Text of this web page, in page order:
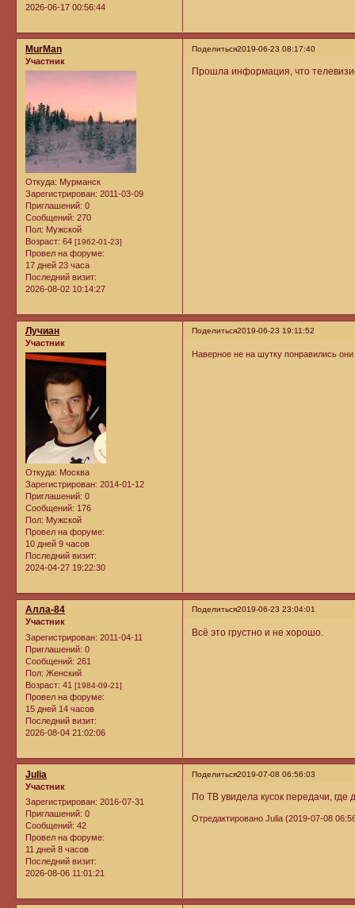
2026-06-17 00:56:44
Поделиться2019-06-23 08:17:40
MurMan
Участник
Откуда: Мурманск
Зарегистрирован: 2011-03-09
Приглашений: 0
Сообщений: 270
Пол: Мужской
Возраст: 64 [1962-01-23]
Провел на форуме:
17 дней 23 часа
Последний визит:
2026-08-02 10:14:27
Прошла информация, что
Поделиться2019-06-23 19:11:52
Лучиан
Участник
Откуда: Москва
Зарегистрирован: 2014-01-12
Приглашений: 0
Сообщений: 176
Пол: Мужской
Провел на форуме:
10 дней 9 часов
Последний визит:
2024-04-27 19:22:30
Наверное не на шутку понравились
Поделиться2019-06-23 23:04:01
Алла-84
Участник
Зарегистрирован: 2011-04-11
Приглашений: 0
Сообщений: 261
Пол: Женский
Возраст: 41 [1984-09-21]
Провел на форуме:
15 дней 14 часов
Последний визит:
2026-08-04 21:02:06
Всё это грустно и не хорошо.
Поделиться2019-07-08 06:56:03
Julia
Участник
Зарегистрирован: 2016-07-31
Приглашений: 0
Сообщений: 42
Провел на форуме:
11 дней 8 часов
Последний визит:
2026-08-06 11:01:21
По ТВ увидела кусок передачи,
Отредактировано Julia (2019-07-08